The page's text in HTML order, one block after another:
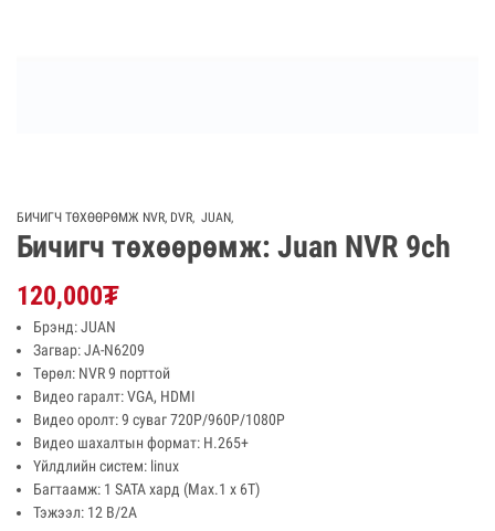
БИЧИГЧ ТӨХӨӨРӨМЖ NVR, DVR, JUAN,
Бичигч төхөөрөмж: Juan NVR 9ch
120,000₮
Брэнд: JUAN
Загвар: JA-N6209
Төрөл: NVR 9 порттой
Видео гаралт: VGA, HDMI
Видео оролт: 9 суваг 720P/960P/1080P
Видео шахалтын формат: H.265+
Үйлдлийн систем: linux
Багтаамж: 1 SATA хард (Мах.1 х 6Т)
Тэжээл: 12 В/2A